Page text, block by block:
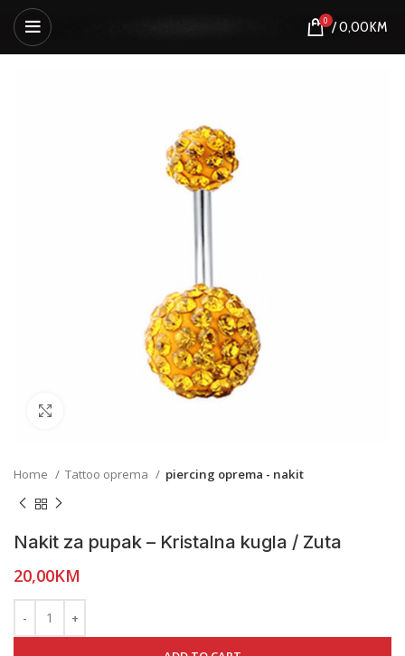
0 /0,00KM
Home Tattoo oprema piercing oprema - nakit
Nakit za pupak – Kristalna kugla / Zuta
20,00KM